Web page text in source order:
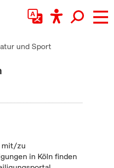
und Sport
mit/zu
in Köln finden